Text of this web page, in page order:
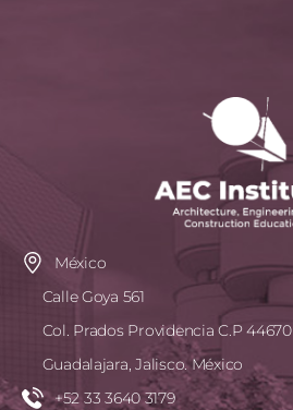
México
Calle Goya 561
Col. Prados Providencia C.P 44670
Guadalajara, Jalisco. México
+52 33 3640 3179